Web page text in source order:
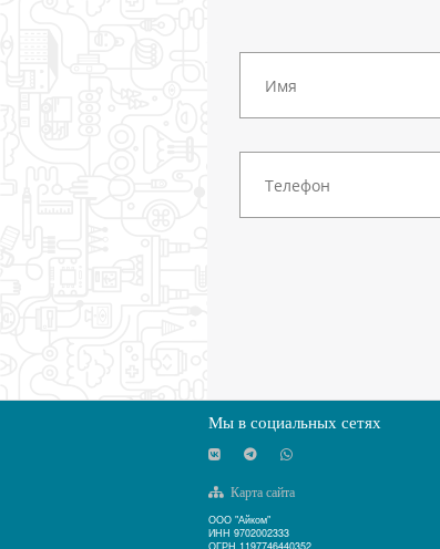
Мы в социальных сетях
Карта сайта
ООО "Айком"
ИНН 9702002333